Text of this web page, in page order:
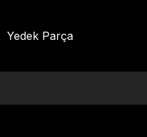
Yedek Parça